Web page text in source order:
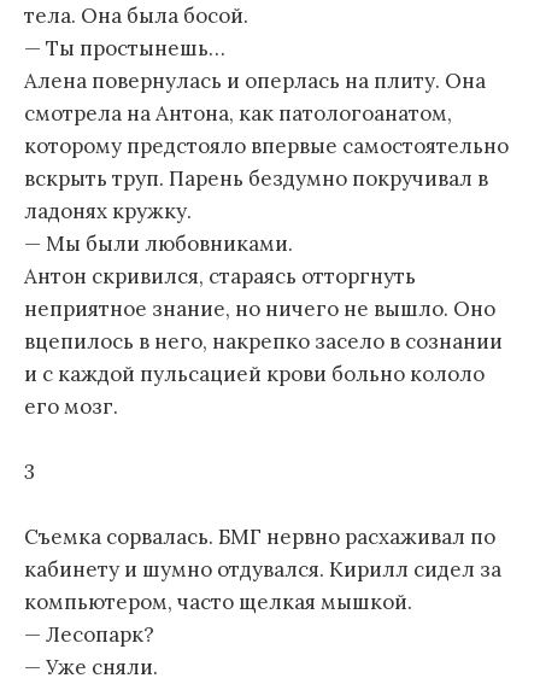
тела. Она была босой.
— Ты простынешь…
Алена повернулась и оперлась на плиту. Она
смотрела на Антона, как патологоанатом,
которому предстояло впервые самостоятельно
вскрыть труп. Парень бездумно покручивал в
ладонях кружку.
— Мы были любовниками.
Антон скривился, стараясь отторгнуть
неприятное знание, но ничего не вышло. Оно
вцепилось в него, накрепко засело в сознании
и с каждой пульсацией крови больно кололо
его мозг.
3
Съемка сорвалась. БМГ нервно расхаживал по
кабинету и шумно отдувался. Кирилл сидел за
компьютером, часто щелкая мышкой.
— Лесопарк?
— Уже сняли.